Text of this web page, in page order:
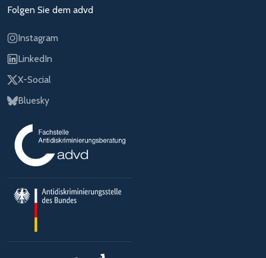
Folgen Sie dem advd
Instagram
LinkedIn
X-Social
Bluesky